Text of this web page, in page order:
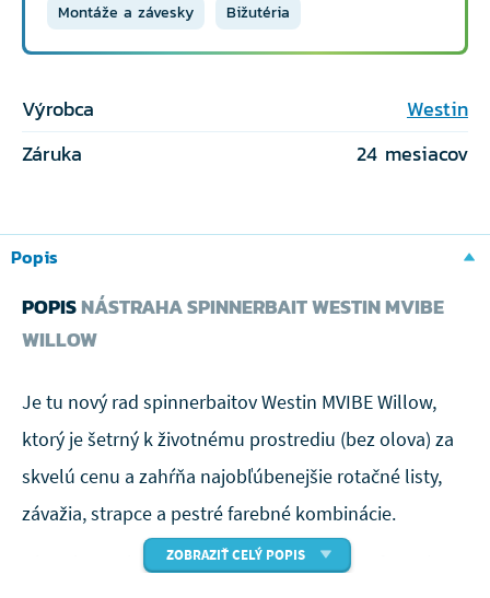
Montáže a závesky Bižutéria
Výrobca
Westin
Záruka
24 mesiacov
Popis
POPISNÁSTRAHA SPINNERBAIT WESTIN MVIBE
WILLOW
Je tu nový rad spinnerbaitov Westin MVIBE Willow,
ktorý je šetrný k životnému prostrediu (bez olova) za
skvelú cenu a zahŕňa najobľúbenejšie rotačné listy,
závažia, strapce a pestré farebné kombinácie.
Hlava je vyrobená z bezolovnatého zinku a funguje
ZOBRAZIŤ CELÝ POPIS